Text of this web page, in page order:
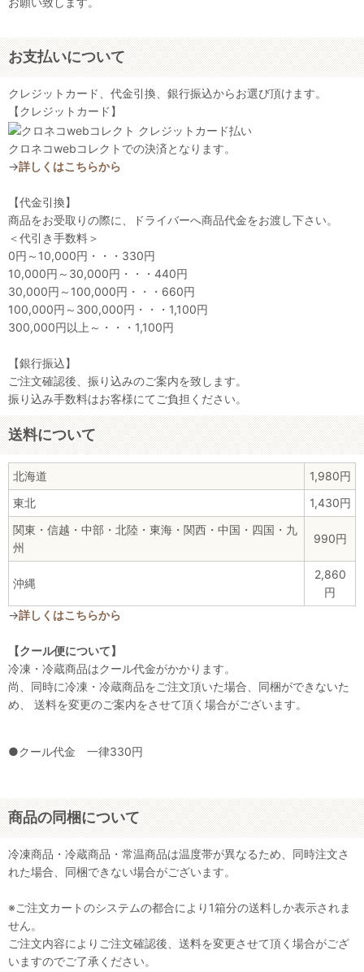
お酒
日用品（入浴剤）
その他
お支払いについて
クレジットカード、代金引換、銀行振込からお選び頂けます。
【クレジットカード】
クロネコwebコレクトでの決済となります。
→詳しくはこちらから
【代金引換】
商品をお受取りの際に、ドライバーへ商品代金をお渡し下さい。
＜代引き手数料＞
0円～10,000円・・・330円
10,000円～30,000円・・・440円
30,000円～100,000円・・・660円
100,000円～300,000円・・・1,100円
300,000円以上～・・・1,100円
【銀行振込】
ご注文確認後、振り込みのご案内を致します。
振り込み手数料はお客様にてご負担ください。
送料について
北海道
1,980円
東北
1,430円
関東・信越・中部・北陸・東海・関西・中国・四国・九
州
990円
沖縄
2,860
円
→詳しくはこちらから
【クール便について】
冷凍・冷蔵商品はクール代金がかかります。
尚、同時に冷凍・冷蔵商品をご注文頂いた場合、同梱ができないた
め、 送料を変更のご案内をさせて頂く場合がございます。
●クール代金 一律330円
商品の同梱について
冷凍商品・冷蔵商品・常温商品は温度帯が異なるため、同時注文さ
れた場合、同梱できない場合がございます。
※ご注文カートのシステムの都合により1箱分の送料しか表示されま
せん。
ご注文内容によりご注文確認後、送料を変更させて頂く場合がござ
いますのでご了承ください。